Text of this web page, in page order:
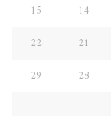
14
15
21
22
28
29